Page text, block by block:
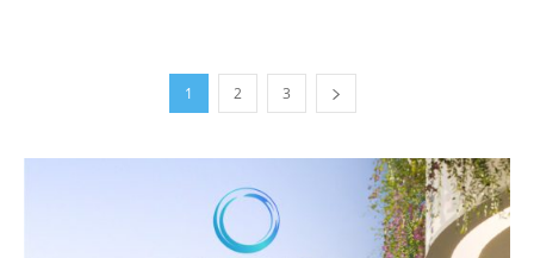
1 2 3